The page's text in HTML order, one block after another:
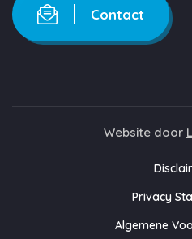
Contact
Website door
Privacy
Algemene